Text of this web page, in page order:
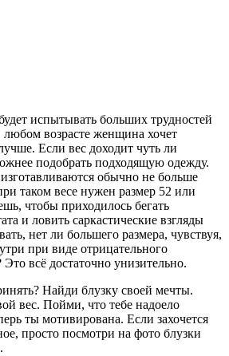
испытывать больших трудностей
возрасте женщина хочет
Если вес доходит чуть ли
подобрать подходящую одежду.
обычно не больше
таком весе нужен размер 52 или
чтобы приходилось бегать
и ловить саркастические взгляды
нет ли большего размера, чувствуя,
при виде отрицательного
всё достаточно унизительно.
Найди блузку своей мечты.
вес. Пойми, что тебе надоело
ты мотивирована. Если захочется
просто посмотри на фото блузки
.